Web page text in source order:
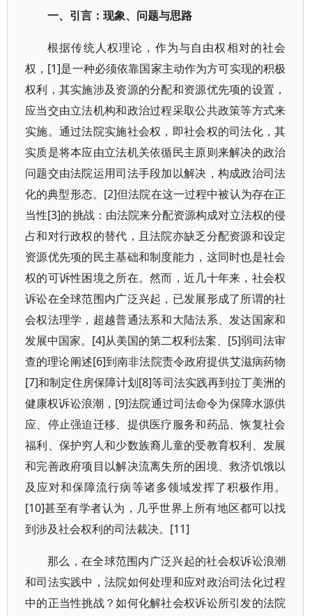
一、引言：现象、 问题与思路
根据传统人权理论，作为与自由权相对的社会
权，[1]是一种必须依靠国家主动作为方可实现的积极
权利，其实施涉及资源的分配和资源优先项的设置，
应当交由立法机构和政治过程采取公共政策等方式来
实施。通过法院实施社会权，即社会权的司法化，其
实质是将本应由立法机关依循民主原则来解决的政治
问题交由法院运用司法手段加以解决，构成政治司法
化的典型形态。[2]但法院在这一过程中被认为存在正
当性[3]的挑战：由法院来分配资源构成对立法权的侵
占和对行政权的替代，且法院亦缺乏分配资源和设定
资源优先项的民主基础和制度能力，这同时也是社会
权的可诉性困境之所在。然而，近几十年来，社会权
诉讼在全球范围内广泛兴起，已发展形成了所谓的社
会权法理学，超越普通法系和大陆法系、发达国家和
发展中国家。[4]从美国的第二权利法案、[5]弱司法审
查的理论阐述[6]到南非法院责令政府提供艾滋病药物
[7]和制定住房保障计划[8]等司法实践再到拉丁美洲的
健康权诉讼浪潮，[9]法院通过司法命令为保障水源供
应、停止强迫迁移、提供医疗服务和药品、恢复社会
福利、保护穷人和少数族裔儿童的受教育权利、发展
和完善政府项目以解决流离失所的困境、救济饥饿以
及应对和保障流行病等诸多领域发挥了积极作用。
[10]甚至有学者认为，几乎世界上所有地区都可以找
到涉及社会权利的司法裁决。[11]
那么，在全球范围内广泛兴起的社会权诉讼浪潮
和司法实践中，法院如何处理和应对政治司法化过程
中的正当性挑战？如何化解社会权诉讼所引发的法院